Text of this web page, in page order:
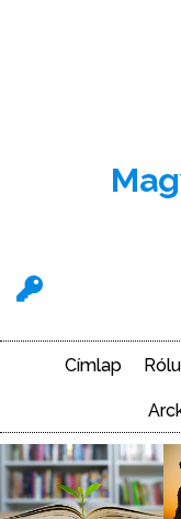
Felhasználói
Címlap